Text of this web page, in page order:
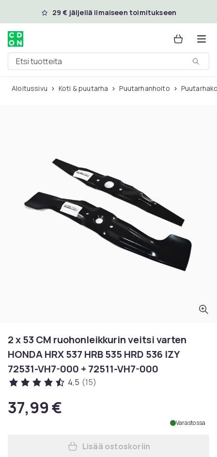
Ohita ja siirry pääsisältöön
29 € jäljellä ilmaiseen toimitukseen
Etsi tuotteita
Aloitussivu Koti & puutarha Puutarhanhoito
2 x 53 CM ruohonleikkurin veitsi varten
HONDA HRX 537 HRB 535 HRD 536 IZY
72531-VH7-000 + 72511-VH7-000
4,5 (15)
37,99 €
Varastossa
Lisää 2 x 53 CM
Lisää ostoskoriin